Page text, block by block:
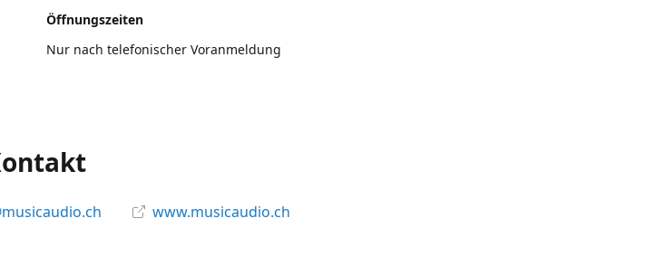
Öffnungszeiten
Nur nach telefonischer Voranmeldung
www.musicaudio.ch